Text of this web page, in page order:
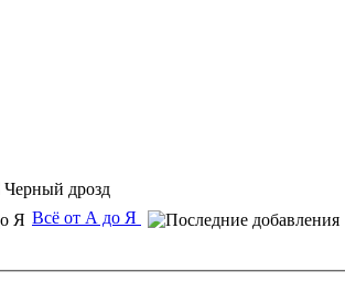
Черный дрозд
Всё от А до Я